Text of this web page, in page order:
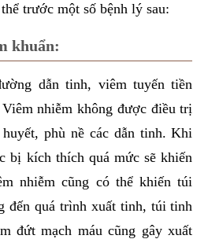
trước một số bệnh lý sau:
khuẩn:
dẫn tinh, viêm tuyến tiền
nhiễm không được điều trị
phù nề các dẫn tinh. Khi
bị kích thích quá mức sẽ khiến
nhiễm cũng có thể khiến túi
đến quá trình xuất tinh, túi tinh
đứt mạch máu cũng gây xuất